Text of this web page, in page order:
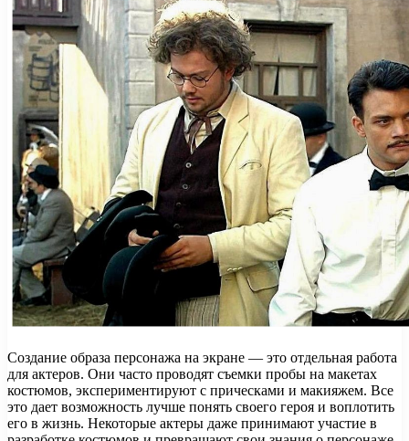
Создание образа персонажа на экране — это отдельная работа
для актеров. Они часто проводят съемки пробы на макетах
костюмов, экспериментируют с прическами и макияжем. Все
это дает возможность лучше понять своего героя и воплотить
его в жизнь. Некоторые актеры даже принимают участие в